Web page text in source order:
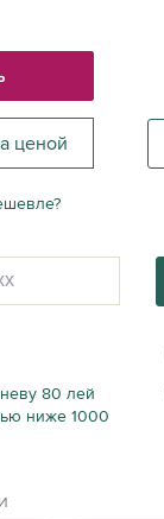
ценой
80 лей
ниже 1000